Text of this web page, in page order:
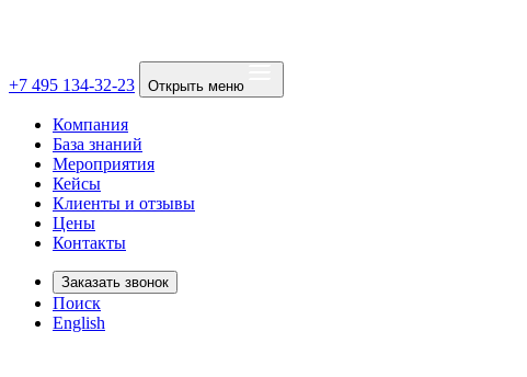
+7 495 134-32-23 Открыть меню
Компания
База знаний
Мероприятия
Кейсы
Клиенты и отзывы
Цены
Контакты
Заказать звонок
Поиск
English